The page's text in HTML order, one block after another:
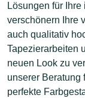
Lösungen für
verschönern Ihre
auch qualitativ
Tapezierarbeiten
neuen Look zu
unserer Beratung
perfekte